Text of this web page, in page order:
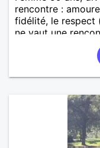
rencontre :
fidélité, le respect
ne vaut une
messages pour
deux et le désir